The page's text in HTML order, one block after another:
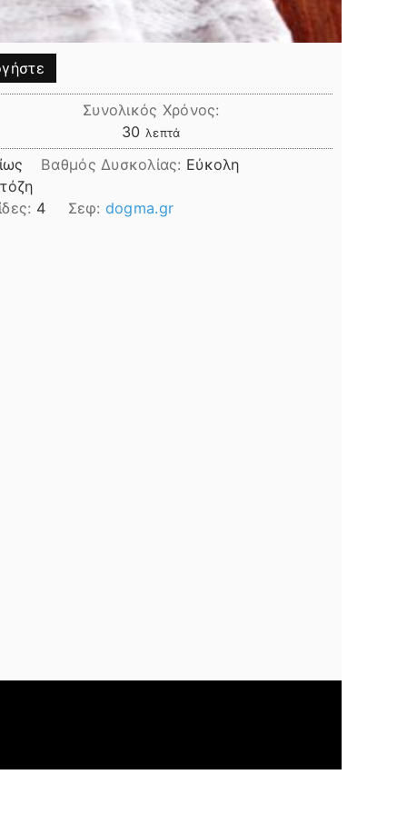
Συνολικός Χρόνος:
30 λεπτά
λεπτά
Βαθμός Δυσκολίας: Εύκολη
4 Σεφ: dogma.gr